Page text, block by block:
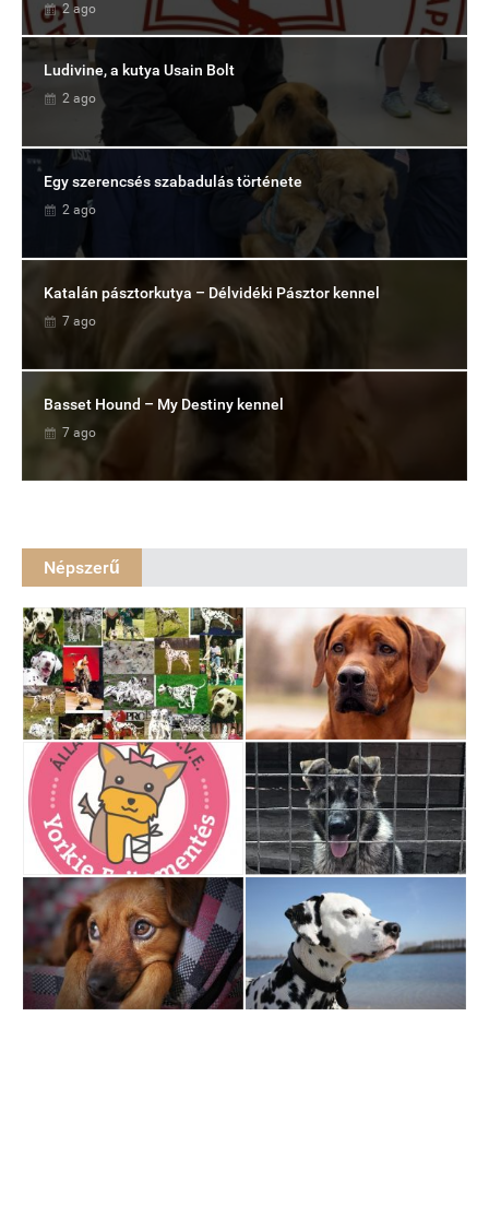
2 ago
Ludivine, a kutya Usain Bolt
2 ago
Egy szerencsés szabadulás története
2 ago
Katalán pásztorkutya – Délvidéki Pásztor kennel
7 ago
Basset Hound – My Destiny kennel
7 ago
Népszerű